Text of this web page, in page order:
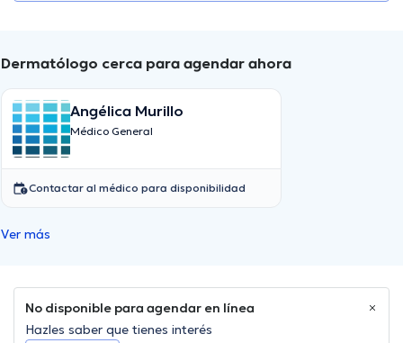
Dermatólogo cerca para agendar ahora
Angélica Murillo
Médico General
Contactar al médico para disponibilidad
Ver más
No disponible para agendar en línea
Hazles saber que tienes interés